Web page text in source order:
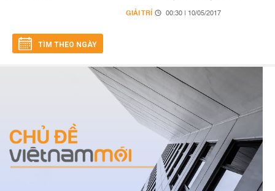
GIẢI TRÍ 00:30 | 10/05/2017
TÌM THEO NGÀY